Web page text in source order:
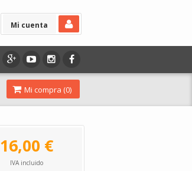
Mi cuenta
Mi compra (0)
16,00 €
IVA incluido